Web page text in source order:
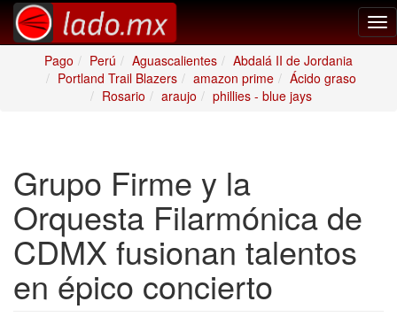
Pago
Perú Aguascalientes
Abdalá II de Jordania
Portland Trail Blazers
amazon prime
Ácido graso
Rosario
araujo phillies - blue jays
Grupo Firme y la
Orquesta Filarmónica de
CDMX fusionan talentos
en épico concierto